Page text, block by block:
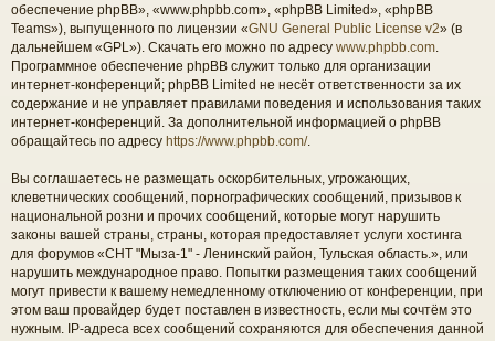
обеспечение phpBB», «www.phpbb.com», «phpBB Limited», «phpBB
Teams»), выпущенного по лицензии «GNU General Public License v2» (в
дальнейшем «GPL»). Скачать его можно по адресу www.phpbb.com
Программное обеспечение phpBB служит только для организации
интернет-конференций; phpBB Limited не несёт ответственности за их
содержание и не управляет правилами поведения и использования таких
интернет-конференций. За дополнительной информацией о phpBB
обращайтесь по адресу https://www.phpbb.com/.
Вы соглашаетесь не размещать оскорбительных, угрожающих,
клеветнических сообщений, порнографических сообщений, призывов к
национальной розни и прочих сообщений, которые могут нарушить
законы вашей страны, страны, которая предоставляет услуги хостинга
для форумов «СНТ "Мыза-1" - Ленинский район, Тульская область.», или
нарушить международное право. Попытки размещения таких сообщений
могут привести к вашему немедленному отключению от конференции, при
этом ваш провайдер будет поставлен в известность, если мы сочтём это
нужным. IP-адреса всех сообщений сохраняются для обеспечения данной